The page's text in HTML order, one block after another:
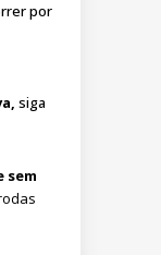
por
siga
sem